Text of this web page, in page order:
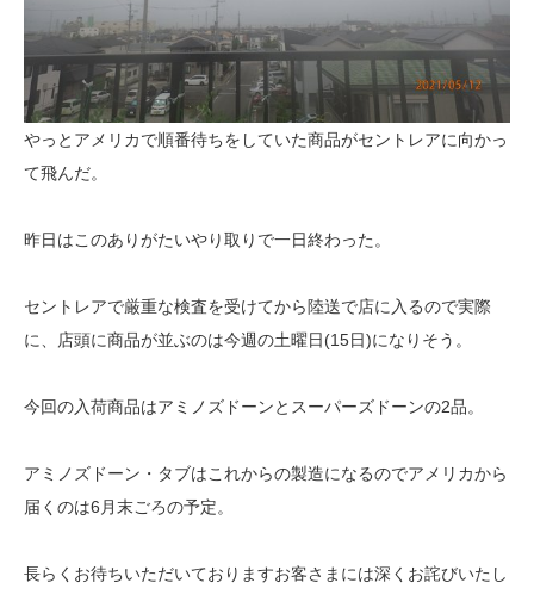
やっとアメリカで順番待ちをしていた商品がセントレアに向かっ
て飛んだ。
昨日はこのありがたいやり取りで一日終わった。
セントレアで厳重な検査を受けてから陸送で店に入るので実際
に、店頭に商品が並ぶのは今週の土曜日(15日)になりそう。
今回の入荷商品はアミノズドーンとスーパーズドーンの2品。
アミノズドーン・タブはこれからの製造になるのでアメリカから
届くのは6月末ごろの予定。
長らくお待ちいただいておりますお客さまには深くお詫びいたし